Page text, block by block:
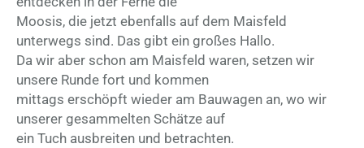
Moosis, die jetzt ebenfalls auf dem Maisfeld
unterwegs sind. Das gibt ein großes Hallo.
Da wir aber schon am Maisfeld waren, setzen wir
unsere Runde fort und kommen
mittags erschöpft wieder am Bauwagen an, wo wir
unserer gesammelten Schätze auf
ein Tuch ausbreiten und betrachten.